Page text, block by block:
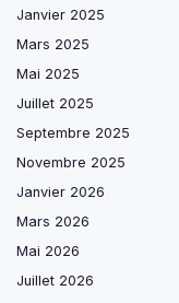
Janvier 2025
Mars 2025
Mai 2025
Juillet 2025
Septembre 2025
Novembre 2025
Janvier 2026
Mars 2026
Mai 2026
Juillet 2026